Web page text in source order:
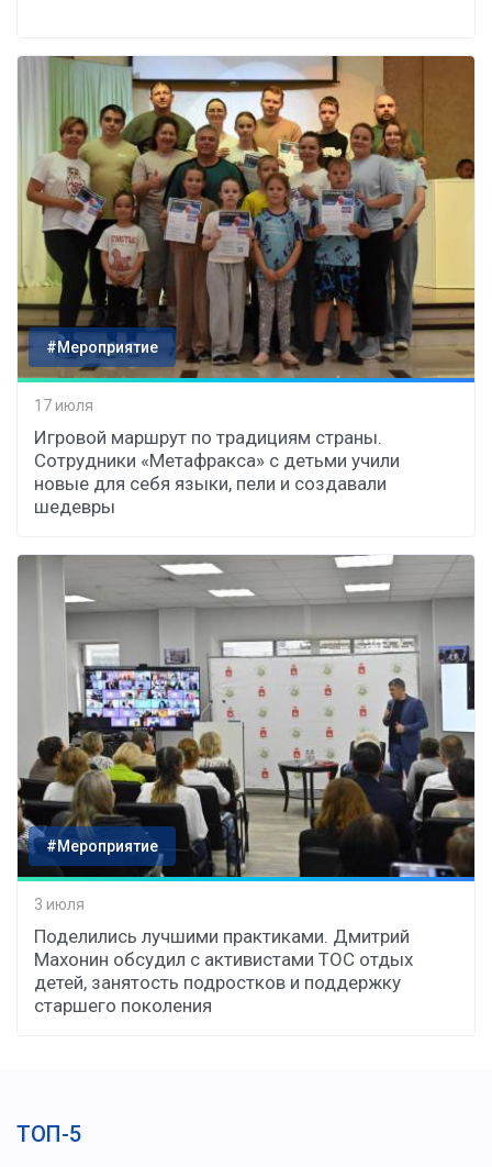
#Мероприятие
17 июля
Игровой маршрут по традициям страны.
Сотрудники «Метафракса» с детьми учили
новые для себя языки, пели и создавали
шедевры
#Мероприятие
3 июля
Поделились лучшими практиками. Дмитрий
Махонин обсудил с активистами ТОС отдых
детей, занятость подростков и поддержку
старшего поколения
ТОП-5